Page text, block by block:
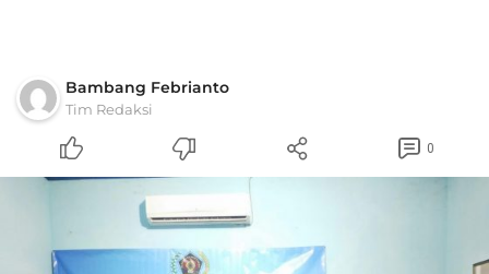
Bambang Febrianto
Tim Redaksi
0